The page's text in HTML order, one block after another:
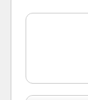
Tổng